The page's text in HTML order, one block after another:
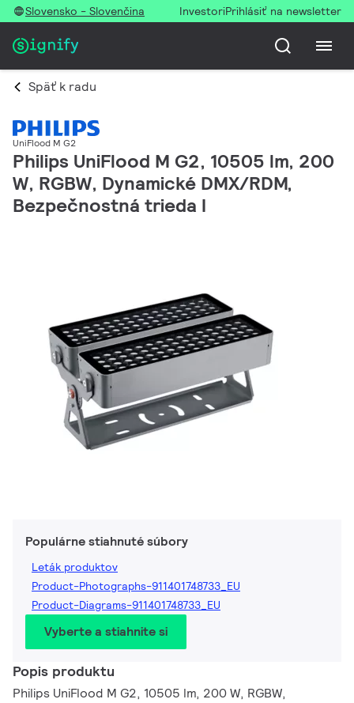
Slovensko - Slovenčina InvestoriPrihlásiť na newsletter
Späť k radu
UniFlood M G2
Philips UniFlood M G2, 10505 lm, 200
W, RGBW, Dynamické DMX/RDM,
Bezpečnostná trieda I
Populárne stiahnuté súbory
Leták produktov
Product-Photographs-911401748733_EU
Product-Diagrams-911401748733_EU
Vyberte a stiahnite si
Popis produktu
Philips UniFlood M G2, 10505 lm, 200 W, RGBW,